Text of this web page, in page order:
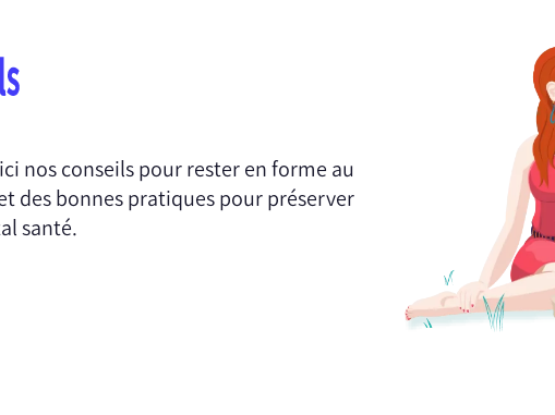
nos conseils pour rester en forme au
des bonnes pratiques pour préserver
santé.